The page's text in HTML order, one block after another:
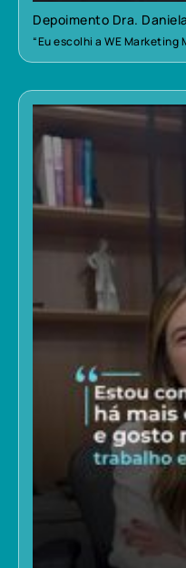
Depoimento Dra.
“Eu escolhi a WE Marketing